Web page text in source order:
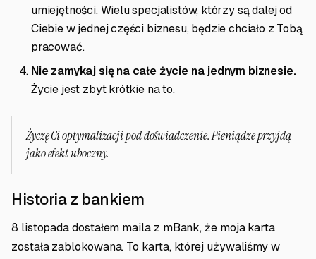
umiejętności. Wielu specjalistów, którzy są dalej od
Ciebie w jednej części biznesu, będzie chciało z Tobą
pracować.
Nie zamykaj się na całe życie na jednym biznesie.
Życie jest zbyt krótkie na to.
Życzę Ci optymalizacji pod doświadczenie. Pieniądze przyjdą
jako efekt uboczny.
Historia z bankiem
8 listopada dostałem maila z mBank, że moja karta
została zablokowana. To karta, której używaliśmy w